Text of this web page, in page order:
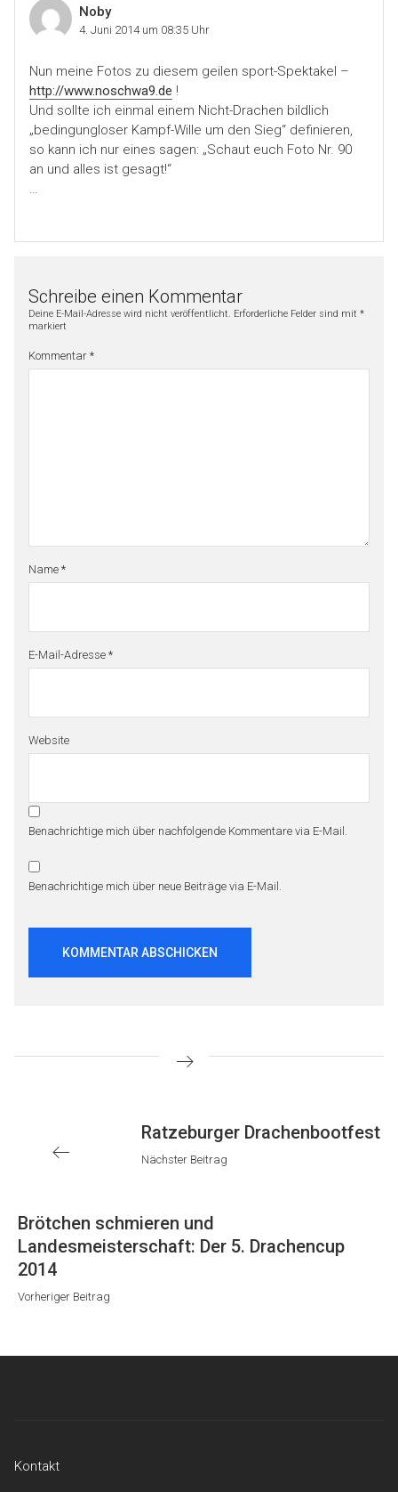
Noby
4. Juni 2014 um 08:35 Uhr
Nun meine Fotos zu diesem geilen sport-Spektakel –
http://www.noschwa9.de !
Und sollte ich einmal einem Nicht-Drachen bildlich
„bedingungloser Kampf-Wille um den Sieg“ definieren,
so kann ich nur eines sagen: „Schaut euch Foto Nr. 90
an und alles ist gesagt!“
…
Schreibe einen Kommentar
Deine E-Mail-Adresse wird nicht veröffentlicht. Erforderliche Felder sind mit *
markiert
Kommentar *
Name *
E-Mail-Adresse *
Website
Benachrichtige mich über nachfolgende Kommentare via E-Mail.
Benachrichtige mich über neue Beiträge via E-Mail.
Beitragsnavigation
Nächster
Beitrag
Ratzeburger Drachenbootfest
Nächster Beitrag
Vorheriger
Beitrag
Brötchen schmieren und
Landesmeisterschaft: Der 5. Drachencup
2014
Vorheriger Beitrag
Kontakt